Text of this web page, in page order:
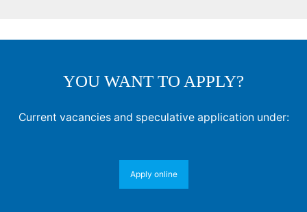
YOU WANT TO APPLY?
Current vacancies and speculative application under:
Apply online